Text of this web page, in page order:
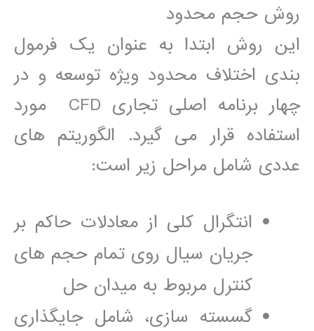
روش حجم محدود
اين روش ابتدا به عنوان يک فرمول
بندی اختلاف محدود ويژه توسعه و در
چھار برنامه اصلی تجاری CFD مورد
استفاده قرار می گيرد. الگوريتم ھای
عددی شامل مراحل زير است:
انتگرال کلی از معادلات حاکم بر
جريان سيال روی تمام حجم ھای
کنترل مربوط به ميدان حل
گسسته سازی، شامل جايگذاری